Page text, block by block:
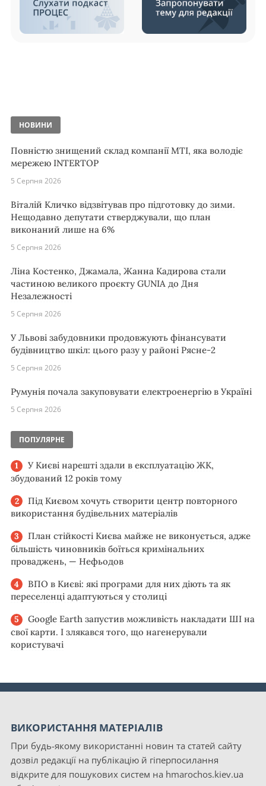
НОВИНИ
Повністю знищений склад компанії MTI, яка володіє
мережею INTERTOP
5 Серпня 2026
Віталій Кличко відзвітував про підготовку до зими.
Нещодавно депутати стверджували, що план
виконаний лише на 6%
5 Серпня 2026
Ліна Костенко, Джамала, Жанна Кадирова стали
частиною великого проєкту GUNIA до Дня
Незалежності
5 Серпня 2026
У Львові забудовники продовжують фінансувати
будівництво шкіл: цього разу у районі Рясне-2
5 Серпня 2026
Румунія почала закуповувати електроенергію в Україні
5 Серпня 2026
ПОПУЛЯРНЕ
У Києві нарешті здали в експлуатацію ЖК,
збудований 12 років тому
Під Києвом хочуть створити центр повторного
використання будівельних матеріалів
План стійкості Києва майже не виконується, адже
більшість чиновників боїться кримінальних
проваджень, — Нефьодов
ВПО в Києві: які програми для них діють та як
переселенці адаптуються у столиці
Google Earth запустив можливість накладати ШІ на
свої карти. І злякався того, що нагенерували
користувачі
ВИКОРИСТАННЯ МАТЕРІАЛІВ
При будь-якому використанні новин та статей сайту
дозвіл редакції на публікацію й гіперпосилання
відкрите для пошукових систем на hmarochos.kiev.ua